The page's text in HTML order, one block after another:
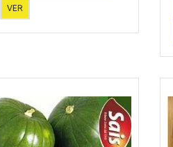
VER